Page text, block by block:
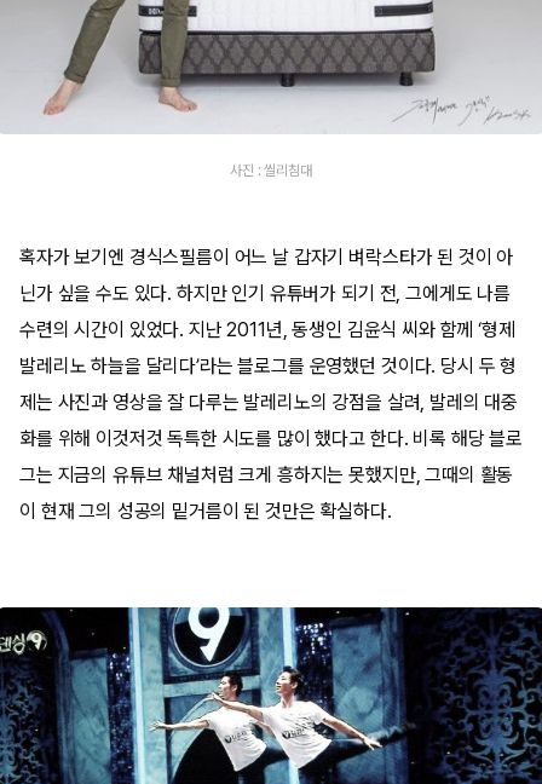
사진 : 씰리침대
혹자가 보기엔 경식스필름이 어느 날 갑자기 벼락스타가 된 것이 아
닌가 싶을 수도 있다. 하지만 인기 유튜버가 되기 전, 그에게도 나름
수련의 시간이 있었다. 지난 2011년, 동생인 김윤식 씨와 함께 ‘형제
발레리노 하늘을 달리다’라는 블로그를 운영했던 것이다. 당시 두 형
제는 사진과 영상을 잘 다루는 발레리노의 강점을 살려, 발레의 대중
화를 위해 이것저것 독특한 시도를 많이 했다고 한다. 비록 해당 블로
그는 지금의 유튜브 채널처럼 크게 흥하지는 못했지만, 그때의 활동
이 현재 그의 성공의 밑거름이 된 것만은 확실하다.